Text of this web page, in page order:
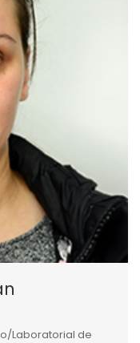
Laboratorial de